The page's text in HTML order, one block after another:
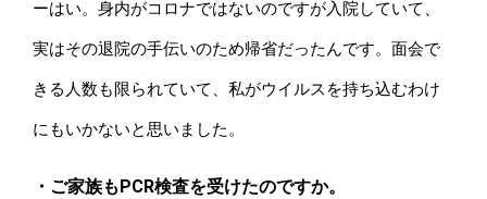
ーはい。身内がコロナではないのですが入院していて、
実はその退院の手伝いのため帰省だったんです。面会で
きる人数も限られていて、私がウイルスを持ち込むわけ
にもいかないと思いました。
・ご家族もPCR検査を受けたのですか。